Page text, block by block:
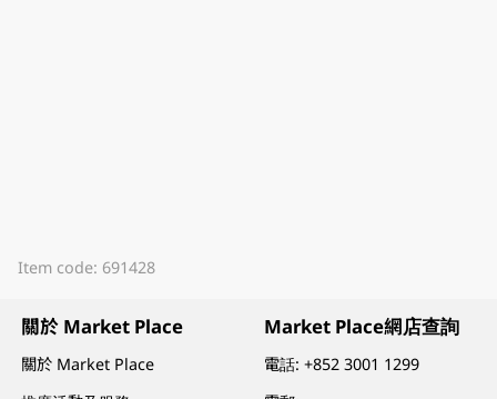
Item code: 691428
關於 Market Place
關於 Market Place
Market Place網店查詢
電話:+852 3001 1299